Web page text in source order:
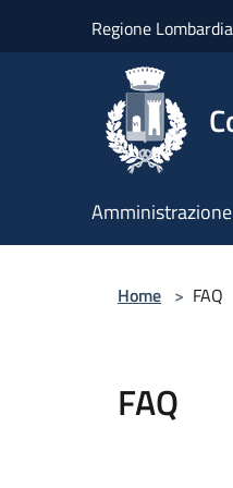
Regione Lombardia
Amministrazione
Home > FAQ
FAQ